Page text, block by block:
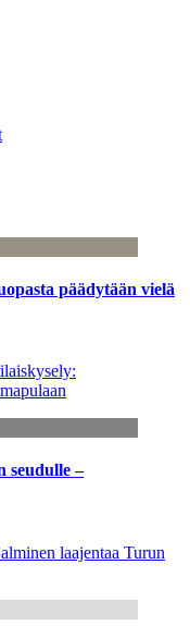
päädytään vielä
seudulle –
laajentaa Turun